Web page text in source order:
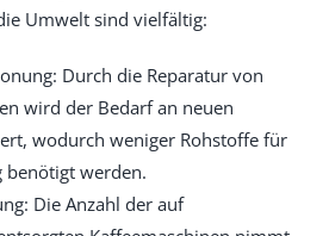
Umwelt sind vielfältig:
Durch die Reparatur von
wird der Bedarf an neuen
wodurch weniger Rohstoffe für
benötigt werden.
Die Anzahl der auf